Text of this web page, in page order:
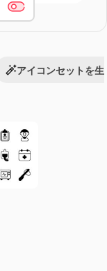
アイコンセットを生